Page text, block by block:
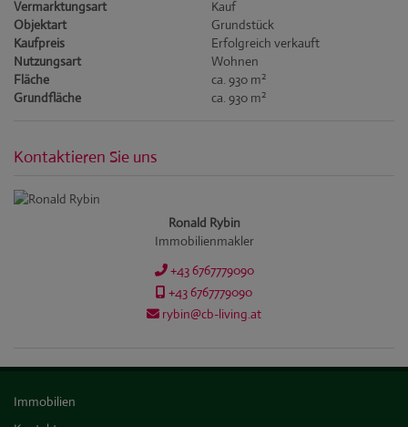
Vermarktungsart
Kauf
Objektart
Grundstück
Kaufpreis
Erfolgreich verkauft
Nutzungsart
Wohnen
Fläche
ca. 930 m2
Grundfläche ca. 930 m2
Kontaktieren Sie uns
Ronald Rybin
Immobilienmakler
+43 6767779090
+43 6767779090
rybin@cb-living.at
Immobilien